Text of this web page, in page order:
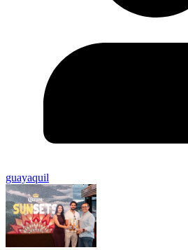
guayaquil